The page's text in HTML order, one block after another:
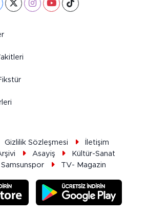
Gizlilik Sözleşmesi
İletişim
Asayiş
Kültür-Sanat
Samsunspor TV- Magazin